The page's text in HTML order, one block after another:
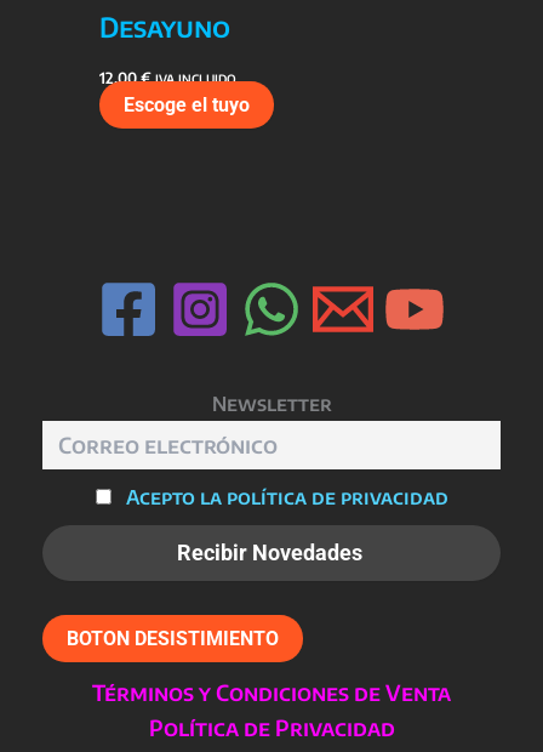
Desayuno
12,00€ IVA INCLUIDO
Escoge el tuyo
Newsletter
Acepto la política de privacidad
BOTON DESISTIMIENTO
Términos y Condiciones de Venta
Política de Privacidad